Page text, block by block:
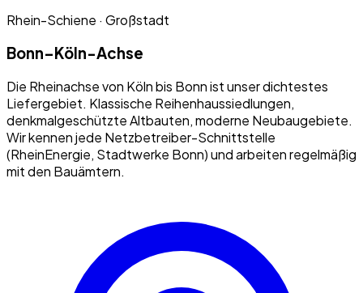
Rhein-Schiene · Großstadt
Bonn–Köln-Achse
Die Rheinachse von Köln bis Bonn ist unser dichtestes
Liefergebiet. Klassische Reihenhaussiedlungen,
denkmalgeschützte Altbauten, moderne Neubaugebiete.
Wir kennen jede Netzbetreiber-Schnittstelle
(RheinEnergie, Stadtwerke Bonn) und arbeiten regelmäßig
mit den Bauämtern.